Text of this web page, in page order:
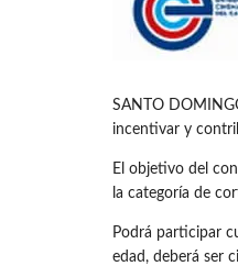
SANTO
incentivar y
El objetivo del
la categoría de
Podrá participar
edad, deberá ser